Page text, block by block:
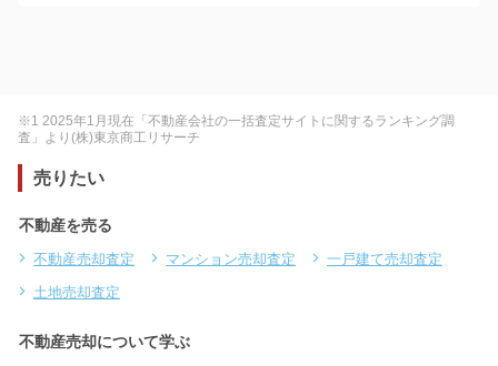
※1 2025年1月現在「不動産会社の一括査定サイトに関するランキング調
査」より(株)東京商工リサーチ
売りたい
不動産を売る
不動産売却査定 マンション売却査定
一戸建て売却査定
土地売却査定
不動産売却について学ぶ